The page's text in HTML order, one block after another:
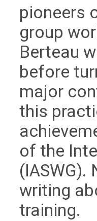
pioneers
group
Berteau
before
major
this
of the
writing
training.